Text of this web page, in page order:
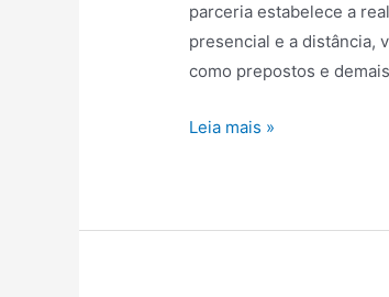
parceria estabelece a
presencial e a distância,
como prepostos e
Leia mais »